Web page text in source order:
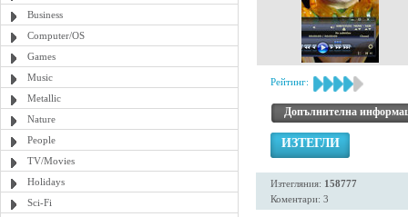
Business
Computer/OS
Games
Music
Metallic
Nature
People
TV/Movies
Holidays
Sci-Fi
Рейтинг:
Допълнителна
ИЗТЕГЛИ
Изтегляния: 158777
Коментари: 3